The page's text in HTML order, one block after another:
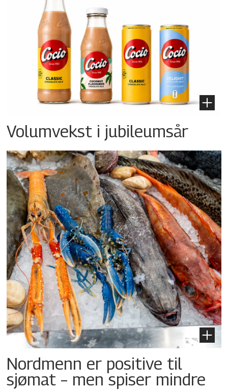
Volumvekst i jubileumsår
Nordmenn er positive til
sjømat – men spiser mindre